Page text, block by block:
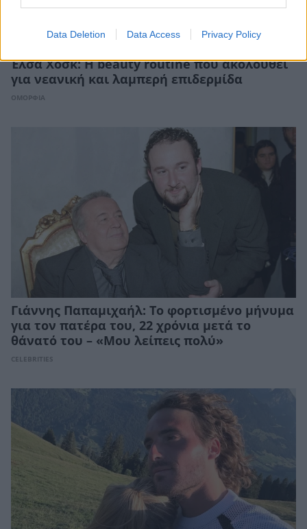
Data Deletion Data Access Privacy Policy
Έλσα Χοσκ: Η beauty routine που ακολουθεί
για νεανική και λαμπερή επιδερμίδα
ΟΜΟΡΦΙΑ
Γιάννης Παπαμιχαήλ: Το φορτισμένο μήνυμα
για τον πατέρα του, 22 χρόνια μετά το
θάνατό του – «Μου λείπεις πολύ»
CELEBRITIES